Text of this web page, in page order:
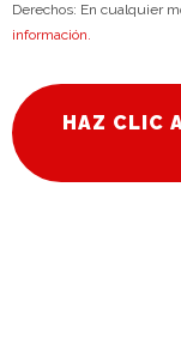
Derechos: En cualquier
información.
HAZ CLIC